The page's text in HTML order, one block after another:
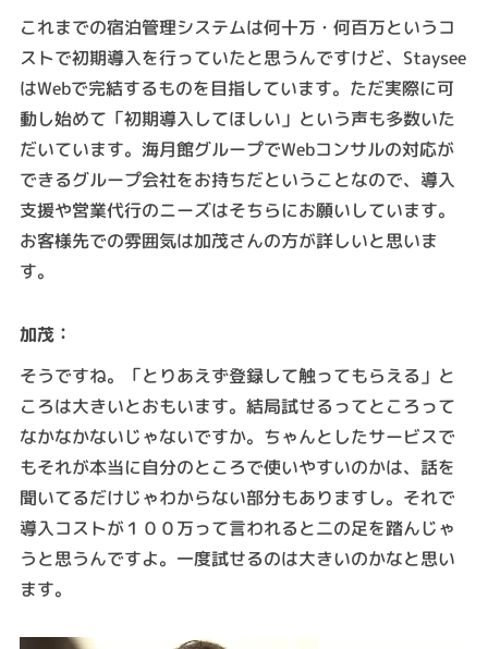
これまでの宿泊管理システムは何十万・何百万というコ
ストで初期導入を行っていたと思うんですけど、Staysee
はWebで完結するものを目指しています。ただ実際に可
動し始めて「初期導入してほしい」という声も多数いた
だいています。海月館グループでWebコンサルの対応が
できるグループ会社をお持ちだということなので、導入
支援や営業代行のニーズはそちらにお願いしています。
お客様先での雰囲気は加茂さんの方が詳しいと思いま
す。
加茂：
そうですね。「とりあえず登録して触ってもらえる」と
ころは大きいとおもいます。結局試せるってところって
なかなかないじゃないですか。ちゃんとしたサービスで
もそれが本当に自分のところで使いやすいのかは、話を
聞いてるだけじゃわからない部分もありますし。それで
導入コストが１００万って言われると二の足を踏んじゃ
うと思うんですよ。一度試せるのは大きいのかなと思い
ます。